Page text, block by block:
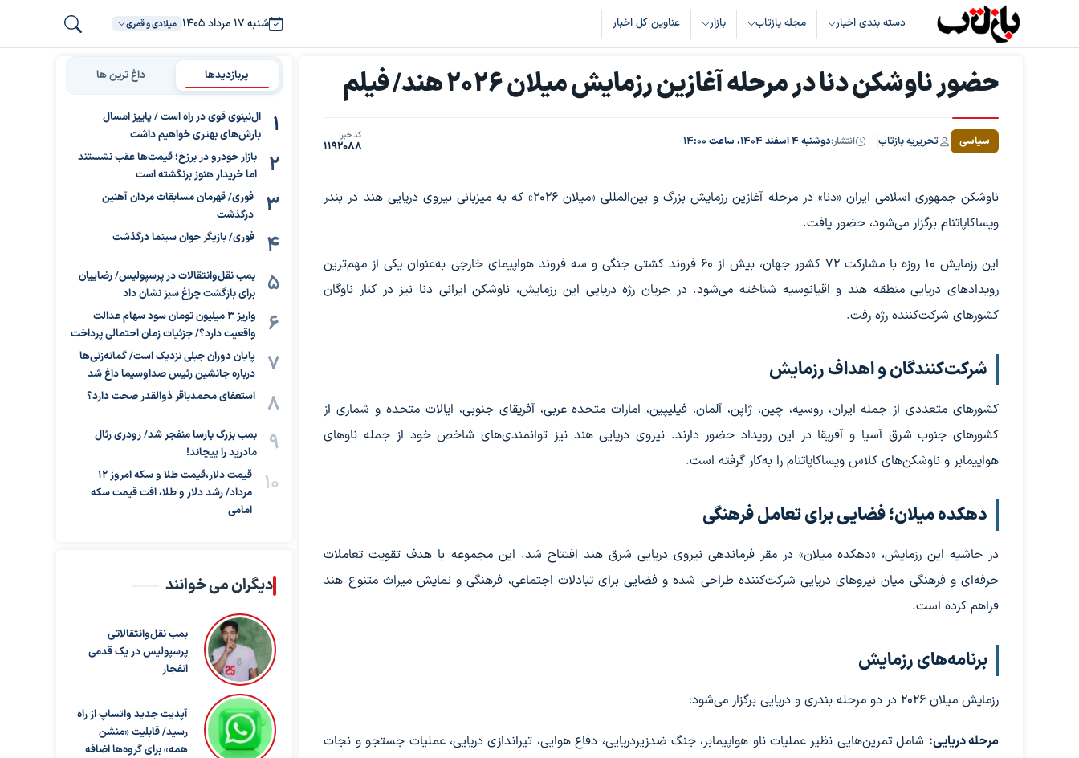
دسته بندی اخبار مجله بازتاب بازار عناوین کل اخبار شنبه ۱۷ مرداد ۱۴۰۵ میلادی و قمری
حضور ناوشکن دنا در مرحله آغازین رزمایش میلان ۲۰۲۶ هند/ فیلم
سیاسی تحریریه بازتاب انتشار:دوشنبه ۴ اسفند ۱۴۰۴، ساعت ۱۴:۰۰ کد خبر
1192088
ناوشکن جمهوری اسلامی ایران «دنا» در مرحله آغازین رزمایش بزرگ و بین‌المللی «میلان ۲۰۲۶» که به میزبانی نیروی دریایی هند در بندر
ویساکاپاتنام برگزار می‌شود، حضور یافت.
این رزمایش ۱۰ روزه با مشارکت ۷۲ کشور جهان، بیش از ۶۰ فروند کشتی جنگی و سه فروند هواپیمای خارجی به‌عنوان یکی از مهم‌ترین
رویدادهای دریایی منطقه هند و اقیانوسیه شناخته می‌شود. در جریان رژه دریایی این رزمایش، ناوشکن ایرانی دنا نیز در کنار ناوگان
کشورهای شرکت‌کننده رژه رفت.
شرکت‌کنندگان و اهداف رزمایش
کشورهای متعددی از جمله ایران، روسیه، چین، ژاپن، آلمان، فیلیپین، امارات متحده عربی، آفریقای جنوبی، ایالات متحده و شماری از
کشورهای جنوب شرق آسیا و آفریقا در این رویداد حضور دارند. نیروی دریایی هند نیز توانمندی‌های شاخص خود از جمله ناوهای
هواپیمابر و ناوشکن‌های کلاس ویساکاپاتنام را به‌کار گرفته است.
دهکده میلان؛ فضایی برای تعامل فرهنگی
در حاشیه این رزمایش، «دهکده میلان» در مقر فرماندهی نیروی دریایی شرق هند افتتاح شد. این مجموعه با هدف تقویت تعاملات
حرفه‌ای و فرهنگی میان نیروهای دریایی شرکت‌کننده طراحی شده و فضایی برای تبادلات اجتماعی، فرهنگی و نمایش میراث متنوع هند
فراهم کرده است.
برنامه‌های رزمایش
رزمایش میلان ۲۰۲۶ در دو مرحله بندری و دریایی برگزار می‌شود:
مرحله دریایی: شامل تمرین‌هایی نظیر عملیات ناو هواپیمابر، جنگ ضدزیردریایی، دفاع هوایی، تیراندازی دریایی، عملیات جستجو و نجات
پربازدیدها داغ ترین ها
ال‌نینوی قوی در راه است / پاییز امسال
بارش‌های بهتری خواهیم داشت
بازار خودرو در برزخ؛ قیمت‌ها عقب نشستند
اما خریدار هنوز برنگشته است
فوری/ قهرمان مسابقات مردان آهنین
درگذشت
فوری/ بازیگر جوان سینما درگذشت
بمب نقل‌وانتقالات در پرسپولیس/ رضاییان
برای بازگشت چراغ سبز نشان داد
واریز ۳ میلیون تومان سود سهام عدالت
واقعیت دارد؟/ جزئیات زمان احتمالی پرداخت
پایان دوران جبلی نزدیک است/ گمانه‌زنی‌ها
درباره جانشین رئیس صداوسیما داغ شد
استعفای محمدباقر ذوالقدر صحت دارد؟
بمب بزرگ بارسا منفجر شد/ رودری رئال
مادرید را پیچاند!
قیمت دلار،قیمت طلا و سکه امروز ۱۲
مرداد/ رشد دلار و طلا، افت قیمت سکه
امامی
دیگران می خوانند
بمب نقل‌وانتقالاتی
پرسپولیس در یک قدمی
انفجار
آپدیت جدید واتساپ از راه
رسید/ قابلیت «منشن
همه» برای گروه‌ها اضافه